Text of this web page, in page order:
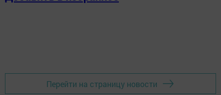
Перейти на страницу новости